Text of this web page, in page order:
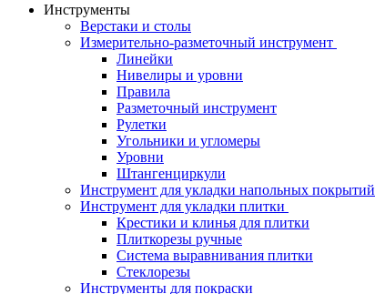
Инструменты
Верстаки и столы
Измерительно-разметочный инструмент
Линейки
Нивелиры и уровни
Правила
Разметочный инструмент
Рулетки
Угольники и угломеры
Уровни
Штангенциркули
Инструмент для укладки напольных покрытий
Инструмент для укладки плитки
Крестики и клинья для плитки
Плиткорезы ручные
Система выравнивания плитки
Стеклорезы
Инструменты для покраски